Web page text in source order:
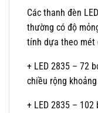
Các thanh đèn
thường có độ
tính dựa theo mét
+ LED 2835 – 72
chiều rộng
+ LED 2835 –